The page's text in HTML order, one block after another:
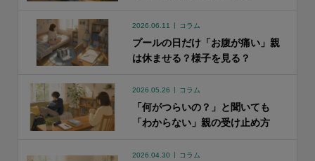
2026.06.11 コラム
プールの日だけ「お腹が痛い」親
は休ませる？様子を見る？
2026.05.26 コラム
「何がつらいの？」と聞いても
「わからない」親の受け止め方
2026.04.30 コラム